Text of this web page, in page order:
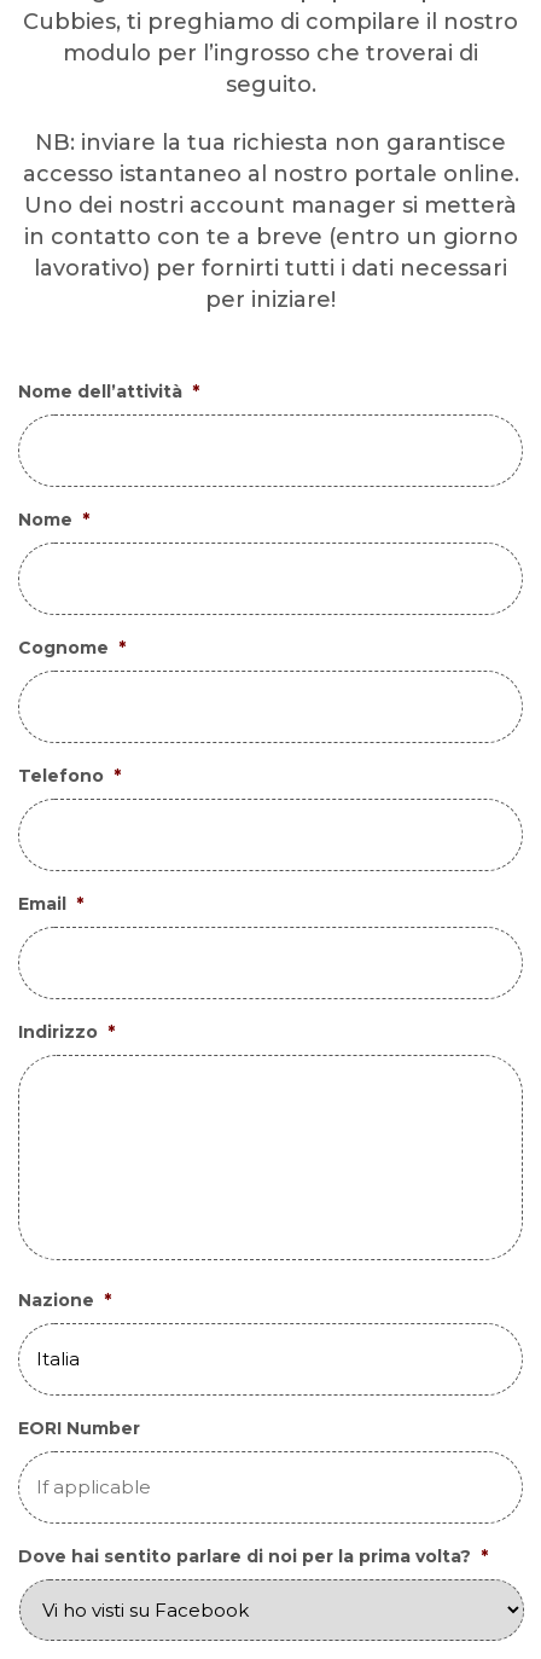
Cubbies, ti preghiamo di compilare il nostro
modulo per l’ingrosso che troverai di
seguito.
NB: inviare la tua richiesta non garantisce
accesso istantaneo al nostro portale online.
Uno dei nostri account manager si metterà
in contatto con te a breve (entro un giorno
lavorativo) per fornirti tutti i dati necessari
per iniziare!
Nome dell’attività *
Nome *
Cognome *
Telefono *
Email *
Indirizzo *
Nazione *
EORI Number
Dove hai sentito parlare di noi per la prima volta? *